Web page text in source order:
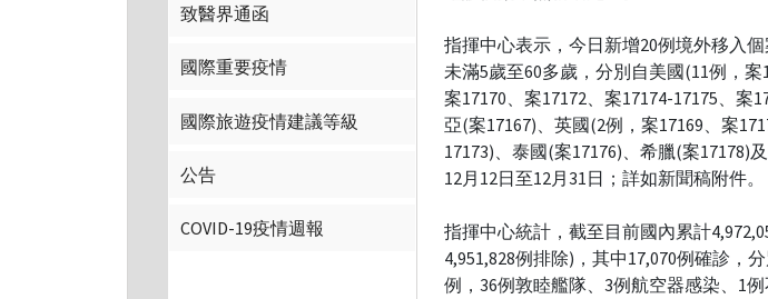
致醫界通函
國際重要疫情
國際旅遊疫情建議等級
公告
COVID-19疫情週報
指揮中心表示，今日新增20例境外移入
未滿5歲至60多歲，分別自美國(11例，案
案17170、案17172、案17174-17175、案
亞(案17167)、英國(2例，案17169、案
17173)、泰國(案17176)、希臘(案17178)
12月12日至12月31日；詳如新聞稿附件。
指揮中心統計，截至目前國內累計
4,951,828例排除)，其中17,070例確診，
例，36例敦睦艦隊、3例航空器感染、1